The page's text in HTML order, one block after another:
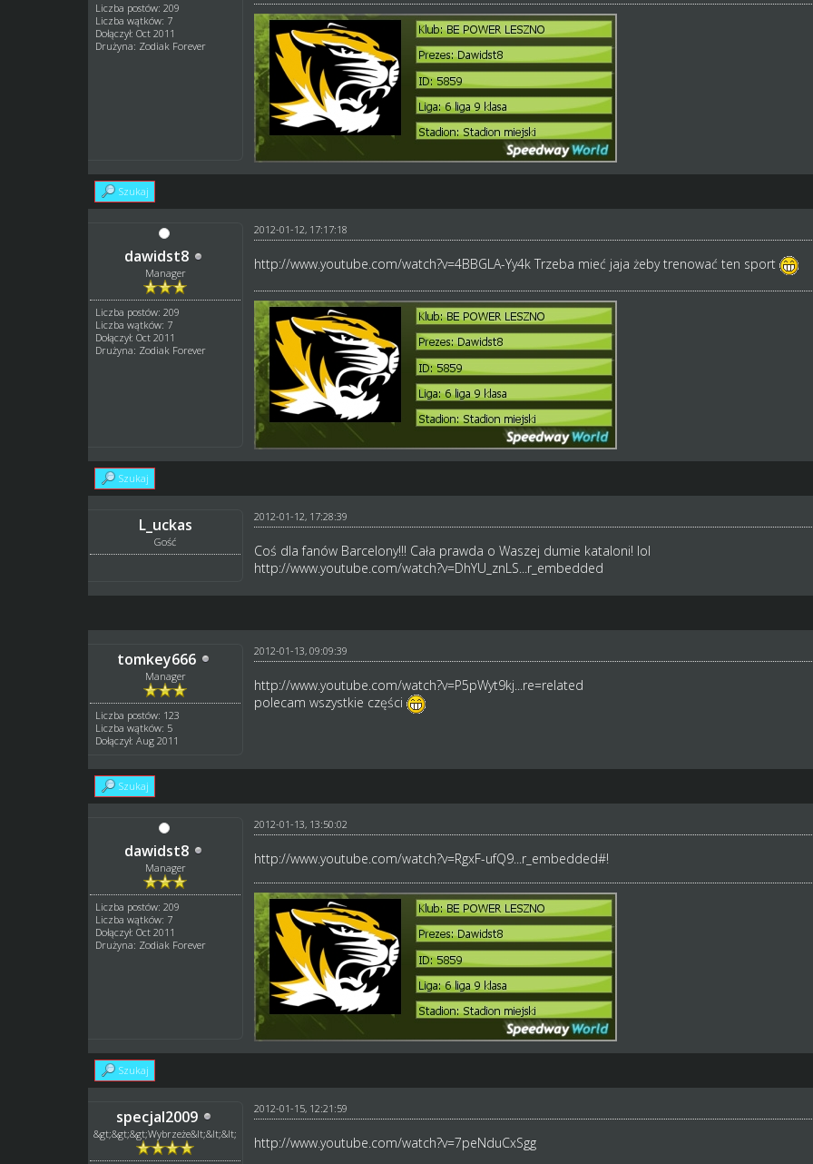
Liczba postów: 209
Liczba wątków: 7
Dołączył: Oct 2011
Drużyna: Zodiak Forever
Szukaj
dawidst8
Manager
Liczba postów: 209
Liczba wątków: 7
Dołączył: Oct 2011
Drużyna: Zodiak Forever
2012-01-12, 17:17:18
http://www.youtube.com/watch?v=4BBGLA-Yy4kTrzeba mieć jaja żeby trenować ten sport
Szukaj
L_uckas
Gość
2012-01-12, 17:28:39
Coś dla fanów Barcelony!!! Cała prawda o Waszej dumie kataloni! lol
http://www.youtube.com/watch?v=DhYU_znLS...r_embedded
tomkey666
Manager
Liczba postów: 123
Liczba wątków: 5
Dołączył: Aug 2011
2012-01-13, 09:09:39
http://www.youtube.com/watch?v=P5pWyt9kj...re=related
polecam wszystkie części
Szukaj
dawidst8
Manager
Liczba postów: 209
Liczba wątków: 7
Dołączył: Oct 2011
Drużyna: Zodiak Forever
2012-01-13, 13:50:02
http://www.youtube.com/watch?v=RgxF-ufQ9...r_embedded#!
Szukaj
specjal2009
&gt;&gt;&gt;Wybrzeże&lt;&lt;&lt;
2012-01-15, 12:21:59
http://www.youtube.com/watch?v=7peNduCxSgg